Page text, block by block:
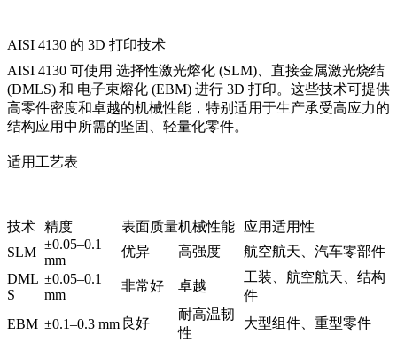
AISI 4130 的 3D 打印技术
AISI 4130 可使用 选择性激光熔化 (SLM)
直接金属激光烧结
(DMLS) 和 电子束熔化 (EBM) 进行 3D 打印。这些技术可提供
高零件密度和卓越的机械性能，特别适用于生产承受高应力的
结构应用中所需的坚固、轻量化零件。
适用工艺表
技术 精度 表面质量机械性能
应用适用性
SLM
±0.05–0.1
mm
优异 高强度
航空航天、汽车零部件
DML
S
±0.05–0.1
mm
非常好 卓越
工装、航空航天、结构
件
EBM ±0.1–0.3 mm 良好
耐高温韧
性
大型组件、重型零件